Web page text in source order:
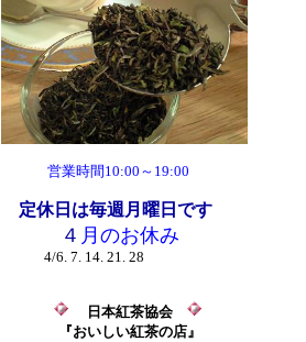
営業時間10:00～19:00
定休日は毎週月曜日です
４ 月のお休み
4/6. 7. 14. 21. 28
日本紅茶協会
『おいしい紅茶の店』